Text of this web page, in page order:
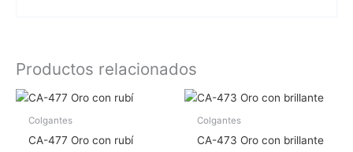
Productos relacionados
Colgantes
CA-477 Oro con rubí
Colgantes
CA-473 Oro con brillante